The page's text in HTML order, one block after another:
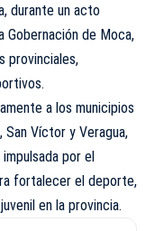
durante un acto
Gobernación de Moca,
provinciales,
a los municipios
San Víctor y Veragua,
por el
fortalecer el deporte,
en la provincia.